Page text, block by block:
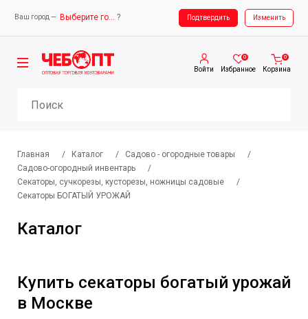
Ваш город — Выберите город ? Подтвердить Изменить
Ваш город — Выберите город
Войти
0
Избранное
0
Корзина
Главная / Каталог / Садово - огородные товары
/
Садово-огородный инвентарь
/
Секаторы, сучкорезы, кусторезы, ножницы садовые
/
Секаторы БОГАТЫЙ УРОЖАЙ
Каталог
Купить секаторы богатый урожай
в Москве